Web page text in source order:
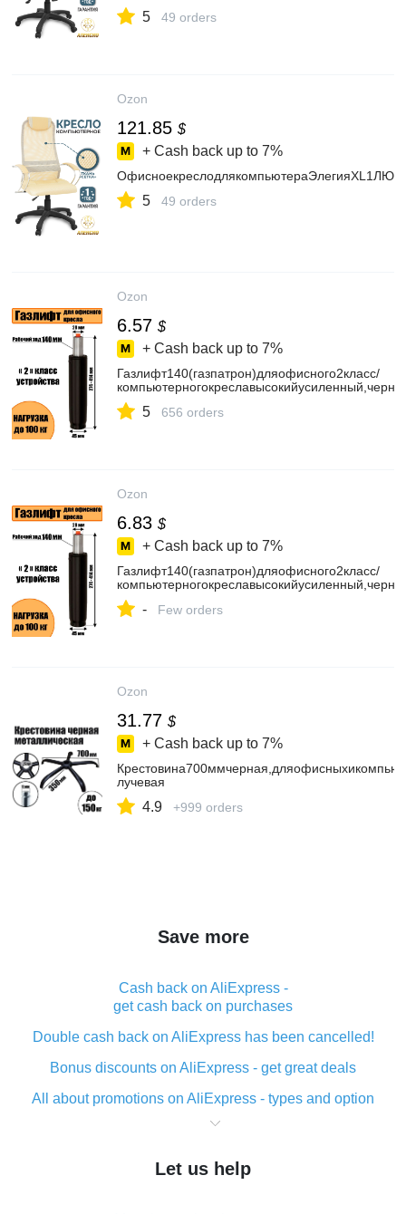
5 49 orders
Ozon
121.85 $
+ Cash back up to 7%
5 49 orders
Ozon
6.57 $
+ Cash back up to 7%
Газлифт140(газпатрон)дляофисного2класс/
5 656 orders
Ozon
6.83 $
+ Cash back up to 7%
Газлифт140(газпатрон)дляофисного2класс/
- Few orders
Ozon
31.77 $
+ Cash back up to 7%
лучевая
4.9 +999 orders
Save more
Cash back on AliExpress -
get cash back on purchases
Double cash back on AliExpress has been cancelled!
Bonus discounts on AliExpress - get great deals
All about promotions on AliExpress - types and option
What is cash back when making purchases on
The best place to download cash back for AliExpress
Let us help